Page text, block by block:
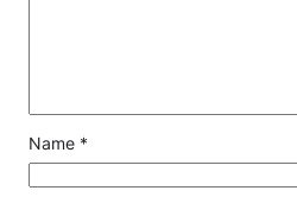
Name *